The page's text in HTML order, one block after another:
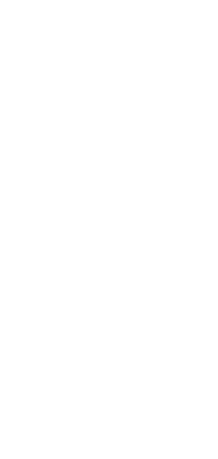
过帐发票分配发票编号。
项通知单，并将其应用于结
用于发票或发票行。
查询、服务请求和与发票相
使用单个合并税额。
得分（试点）
款延迟到到期日之后的可能
史付款行为、发票账龄、未
其他相关客户特征）来估计